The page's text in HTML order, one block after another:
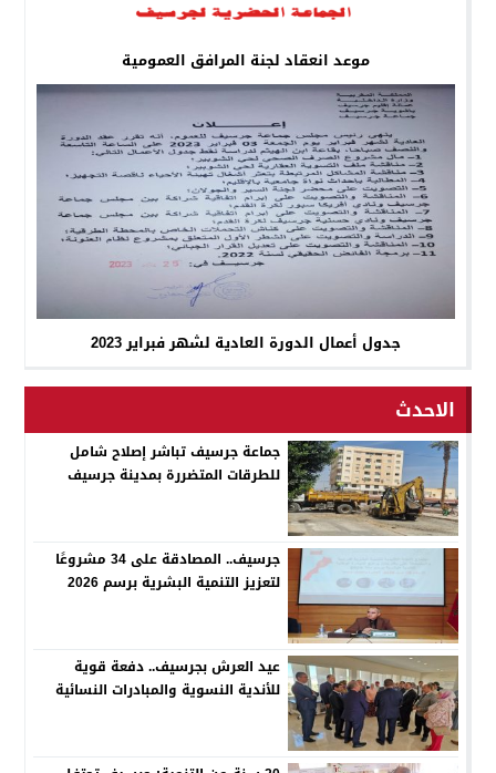
موعد انعقاد لجنة المرافق العمومية
جدول أعمال الدورة العادية لشهر فبراير 2023
الاحدث
جماعة جرسيف تباشر إصلاح شامل
للطرقات المتضررة بمدينة جرسيف
جرسيف.. المصادقة على 34 مشروعًا
لتعزيز التنمية البشرية برسم 2026
عيد العرش بجرسيف.. دفعة قوية
للأندية النسوية والمبادرات النسائية